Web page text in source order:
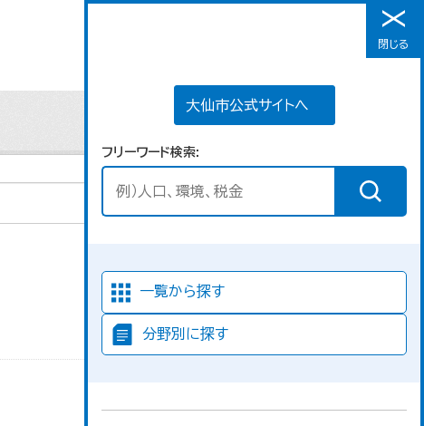
メニュー
大仙市公式サイトへ
フリーワード検索
一覧から探す
分野別に探す
閉じる